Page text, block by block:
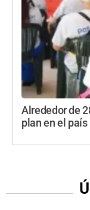
Alrededor de
plan en el país